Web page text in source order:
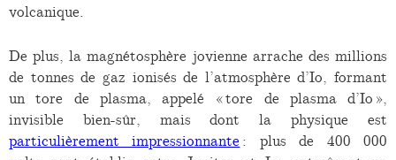
volcanique.
De plus, la magnétosphère jovienne arrache des millions
de tonnes de gaz ionisés de l’atmosphère d’Io, formant
un tore de plasma, appelé « tore de plasma d’Io »,
invisible bien-sûr, mais dont la physique est
particulièrement impressionnante : plus de 400 000